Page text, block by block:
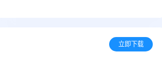
立即下载